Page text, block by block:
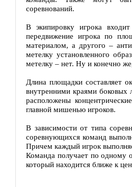
соревнований.
В экипировку игрока
передвижение игрока по
материалом, а другого –
метелку установленного
метелку – нет. Ну и конечно
Длина площадки составляет
внутренними краями
расположены
главной мишенью игроков.
В зависимости от типа
соревнующихся команд
Причем каждый игрок
Команда получает по одному
который находится ближе к